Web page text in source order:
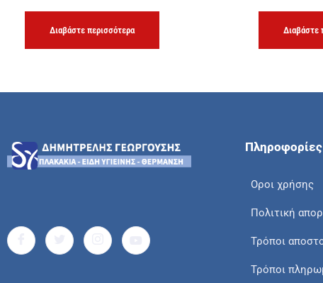
Διαβάστε περισσότερα Διαβάστε
Πληροφορίες
Οροι χρήσης
Πολιτική
Τρόποι
Τρόποι